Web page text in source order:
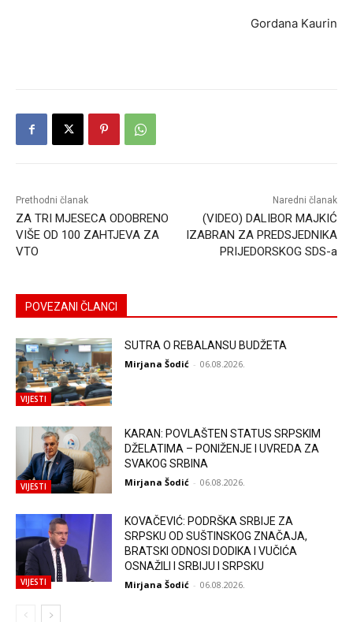
Gordana Kaurin
Prethodni članak
ZA TRI MJESECA ODOBRENO
VIŠE OD 100 ZAHTJEVA ZA
VTO
Naredni članak
(VIDEO) DALIBOR MAJKIĆ
IZABRAN ZA PREDSJEDNIKA
PRIJEDORSKOG SDS-a
POVEZANI ČLANCI
VIJESTI
SUTRA O REBALANSU BUDŽETA
Mirjana Šodić - 06.08.2026.
VIJESTI
KARAN: POVLAŠTEN STATUS SRPSKIM
DŽELATIMA – PONIŽENJE I UVREDA ZA
SVAKOG SRBINA
Mirjana Šodić - 06.08.2026.
VIJESTI
KOVAČEVIĆ: PODRŠKA SRBIJE ZA
SRPSKU OD SUŠTINSKOG ZNAČAJA,
BRATSKI ODNOSI DODIKA I VUČIĆA
OSNAŽILI I SRBIJU I SRPSKU
Mirjana Šodić - 06.08.2026.